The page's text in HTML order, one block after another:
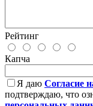
Рейтинг
Капча
Я даю Согласие
подтверждаю, что